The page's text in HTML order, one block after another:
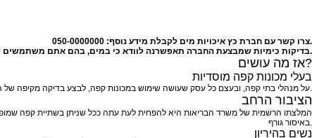
צרו קשר עם חברת כץ איכויות מים לקבלת מידע נוסף: 050-0000000
.
בדיקות כימיות שמבצעת החברה תאפשרנה לוודא כי במים, בהם אתם משתמשים אין מתכות וחומרים כימיים מסוכנים אחרים.
אז מה עושים?
בעלי מכונות קפה מוסדיות
על מנהלי בתי קפה, ובעצם כל עסק שעושה שימוש במכונות קפה, לבצע בדיקה מקיפה של המים המופקים דרך המכונה. במידה שיימצא כי ריכוז העופרת במים לא עולה על 10 מיקרוגרם לליטר, ניתן להמשיך ולהשתמש במכונה בביטחון ולהנאת הלקוחות.
הציבור הרחב
באיסור גורף.
נשים בהיריון